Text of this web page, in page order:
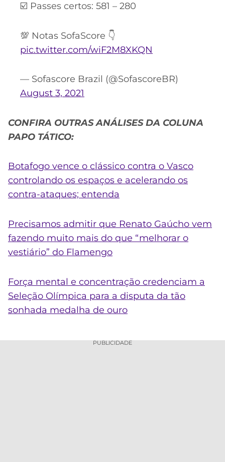
☑️ Passes certos: 581 – 280
💯 Notas SofaScore 👇
pic.twitter.com/wiF2M8XKQN
— Sofascore Brazil (@SofascoreBR)
August 3, 2021
CONFIRA OUTRAS ANÁLISES DA COLUNA
PAPO TÁTICO:
Botafogo vence o clássico contra o Vasco
controlando os espaços e acelerando os
contra-ataques; entenda
Precisamos admitir que Renato Gaúcho vem
fazendo muito mais do que “melhorar o
vestiário” do Flamengo
Força mental e concentração credenciam a
Seleção Olímpica para a disputa da tão
sonhada medalha de ouro
PUBLICIDADE